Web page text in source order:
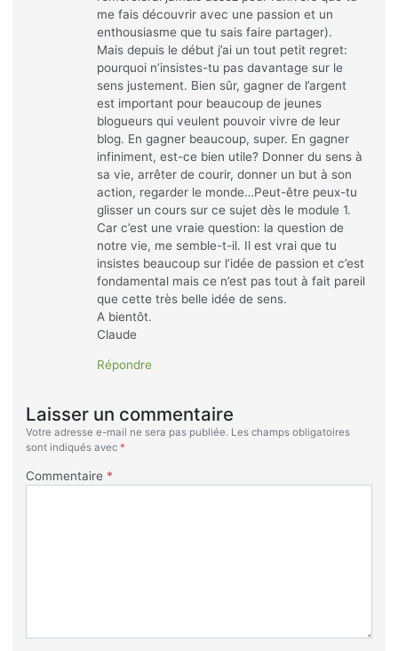
me fais découvrir avec une passion et un
enthousiasme que tu sais faire partager).
Mais depuis le début j’ai un tout petit regret:
pourquoi n’insistes-tu pas davantage sur le
sens justement. Bien sûr, gagner de l’argent
est important pour beaucoup de jeunes
blogueurs qui veulent pouvoir vivre de leur
blog. En gagner beaucoup, super. En gagner
infiniment, est-ce bien utile? Donner du sens à
sa vie, arrêter de courir, donner un but à son
action, regarder le monde…Peut-être peux-tu
glisser un cours sur ce sujet dès le module 1.
Car c’est une vraie question: la question de
notre vie, me semble-t-il. Il est vrai que tu
insistes beaucoup sur l’idée de passion et c’est
fondamental mais ce n’est pas tout à fait pareil
que cette très belle idée de sens.
A bientôt.
Claude
Répondre
Laisser un commentaire
Votre adresse e-mail ne sera pas publiée. Les champs obligatoires
sont indiqués avec *
Commentaire *